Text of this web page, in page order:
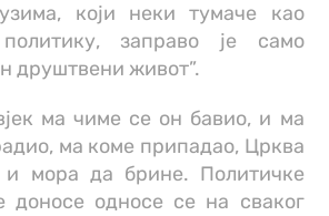
који неки тумаче као
заправо је само
друштвени живот”.
ма чиме се он бавио, и ма
ма коме припадао, Црква
мора да брине. Политичке
доносе односе се на сваког